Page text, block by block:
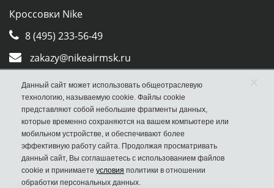
Кроссовки Nike
8 (495) 233-56-49
zakazy@nikeairmsk.ru
Whatsapp
Viber
Данный сайт может использовать общеотраслевую
технологию, называемую cookie. Файлы cookie
представляют собой небольшие фрагменты данных,
которые временно сохраняются на вашем компьютере или
мобильном устройстве, и обеспечивают более
эффективную работу сайта. Продолжая просматривать
данный сайт, Вы соглашаетесь с использованием файлов
cookie и принимаете условия политики в отношении
обработки персональных данных.
×